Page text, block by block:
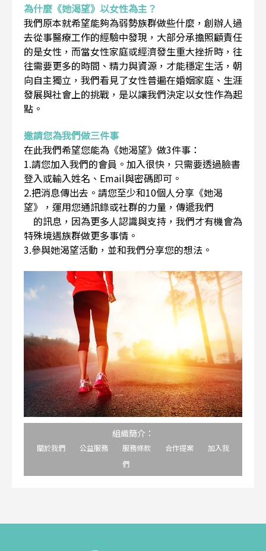
為什麼《她渴望》以女性為主？
我們原本就希望能夠為弱勢族群做些什麼，創辦人過
去從事醫療工作的經驗中發現，大部分承擔照顧責任
的是女性，而當女性家庭或經濟發生重大挫折時，往
往需要更多的時間、精力與資源，才能穩定生活，朝
向自主獨立，我們看見了女性普遍在婚姻家庭、生涯
發展與社會上的挑戰，是以讓我們決定以女性作為起
點。
邀請您為我們做三件事
在此我們希望您能為《她渴望》做3件事：
1.請您加入我們的會員。加入很快，只需要透過臉書
登入或輸入姓名、Email與密碼即可。
2.把消息傳出去。請您至少和10個人分享《她渴
望》，運用您通訊錄或社群的力量，傳遞我們
的訊息，因為更多人認識與支持，我們才有機會為
特殊境遇族群做更多事情。
3.參與她渴望活動，並和我們分享您的想法。
組織簡介：
關於我們 公益服務 服務條款 合作提案
加入我
們